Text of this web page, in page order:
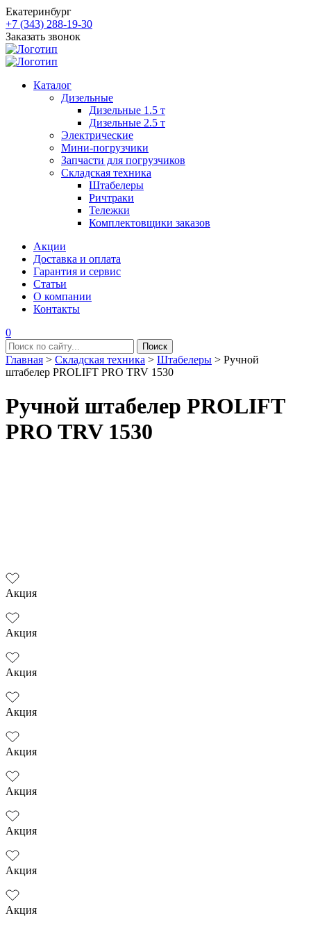
Екатеринбург
+7 (343) 288-19-30
Заказать звонок
Каталог
Дизельные
Дизельные 1.5 т
Дизельные 2.5 т
Электрические
Мини-погрузчики
Запчасти для погрузчиков
Складская техника
Штабелеры
Ричтраки
Тележки
Комплектовщики заказов
Акции
Доставка и оплата
Гарантия и сервис
Статьи
О компании
Контакты
0
Главная > Складская техника > Штабелеры > Ручной
штабелер PROLIFT PRO TRV 1530
Ручной штабелер PROLIFT
PRO TRV 1530
Акция
Акция
Акция
Акция
Акция
Акция
Акция
Акция
Акция